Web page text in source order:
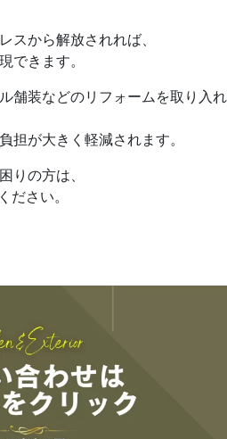
スから解放されれば、
できます。
舗装などのリフォームを取り入れ
担が大きく軽減されます。
りの方は、
ださい。